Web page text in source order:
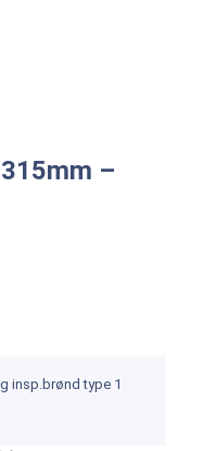
–
insp.brønd type 1